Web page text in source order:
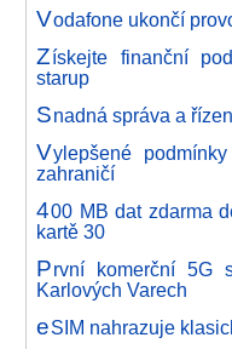
Vodafone ukončí
Získejte finanční
starup
Snadná správa a
Vylepšené
zahraničí
400 MB dat zdarma
kartě 30
První komerční 5G
Karlových Varech
eSIM nahrazuje